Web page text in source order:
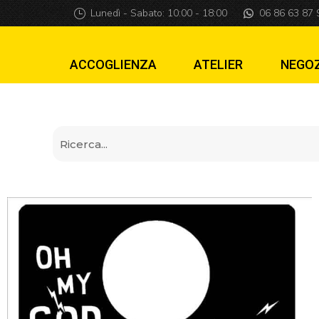
Piastra di lancio
Lunedì - Sabato: 10:00 - 18:00 06 86 63 87
ACCOGLIENZA ATELIER